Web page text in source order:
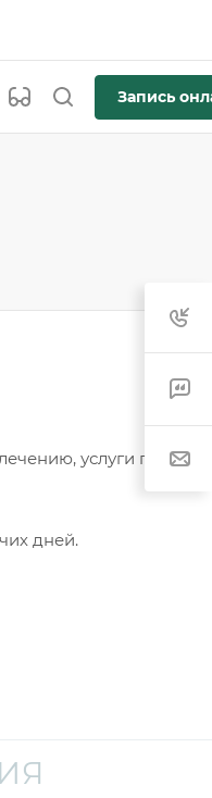
Запись
услуги по
дней.